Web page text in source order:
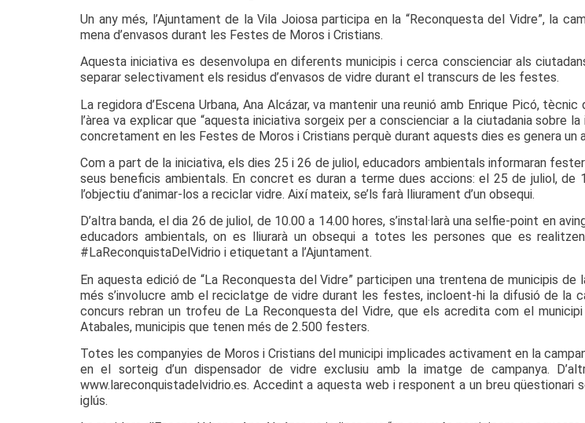
Un any més, l’Ajuntament de la Vila Joiosa participa en la “Reconquesta del Vidre”, la
mena d’envasos durant les Festes de Moros i Cristians.
Aquesta iniciativa es desenvolupa en diferents municipis i cerca conscienciar als
separar selectivament els residus d’envasos de vidre durant el transcurs de les festes.
La regidora d’Escena Urbana, Ana Alcázar, va mantenir una reunió amb Enrique Picó,
l’àrea va explicar que “aquesta iniciativa sorgeix per a conscienciar a la ciutadania
concretament en les Festes de Moros i Cristians perquè durant aquests dies es genera un
Com a part de la iniciativa, els dies 25 i 26 de juliol, educadors ambientals informaran
seus beneficis ambientals. En concret es duran a terme dues accions: el 25 de juliol,
l’objectiu d’animar-los a reciclar vidre. Així mateix, se’ls farà lliurament d’un obsequi.
D’altra banda, el dia 26 de juliol, de 10.00 a 14.00 hores, s’instal·larà una selfie-point en
educadors ambientals, on es lliurarà un obsequi a totes les persones que es
#LaReconquistaDelVidrio i etiquetant a l’Ajuntament.
En aquesta edició de “La Reconquesta del Vidre” participen una trentena de municipis
més s’involucre amb el reciclatge de vidre durant les festes, incloent-hi la difusió de la
concurs rebran un trofeu de La Reconquesta del Vidre, que els acredita com el
Atabales, municipis que tenen més de 2.500 festers.
Totes les companyies de Moros i Cristians del municipi implicades activament en la
en el sorteig d’un dispensador de vidre exclusiu amb la imatge de campanya.
www.lareconquistadelvidrio.es. Accedint a aquesta web i responent a un breu
iglús.